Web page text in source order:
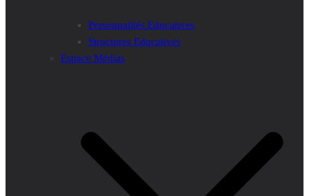
Personnalités Educatives
Structures Educatives
Espace Médias